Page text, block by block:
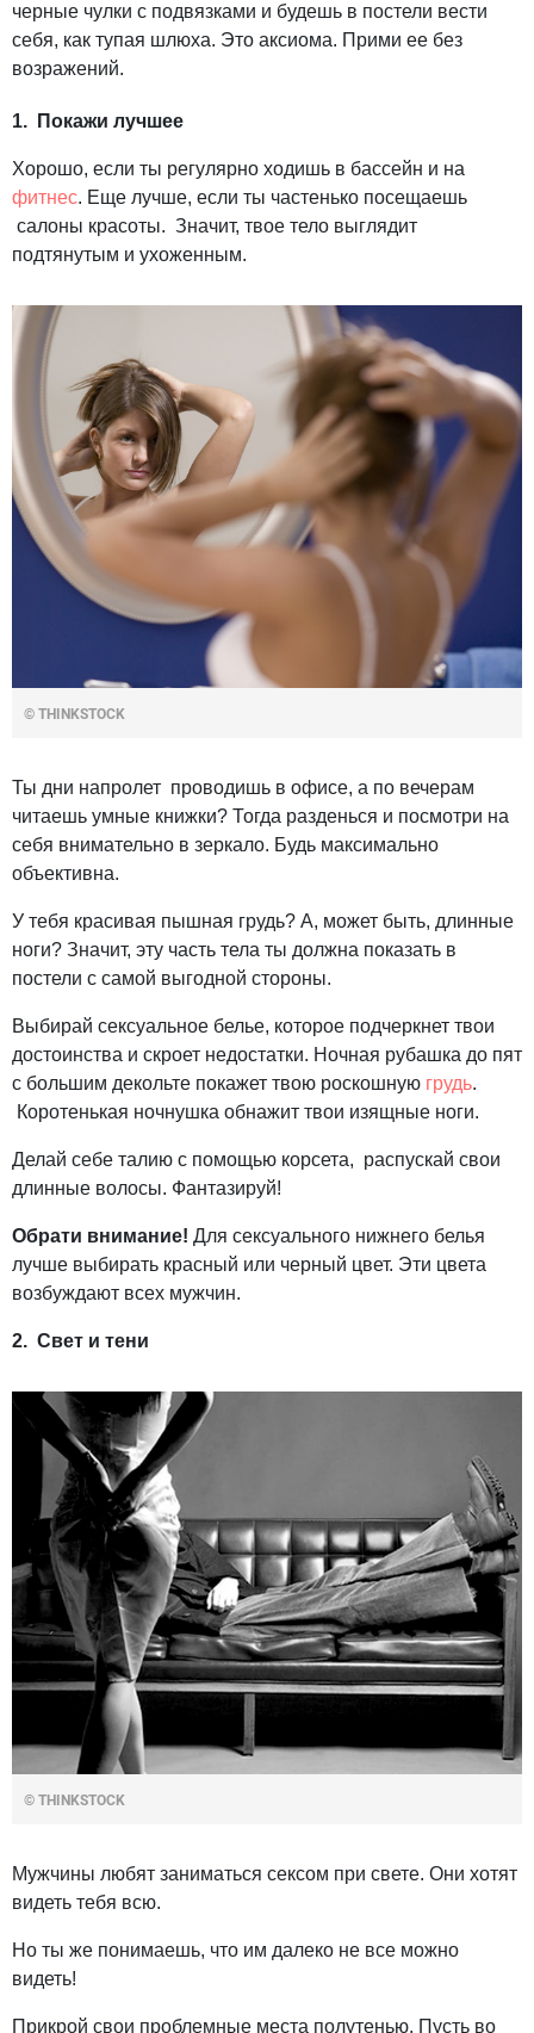
черные чулки с подвязками и будешь в постели вести
себя, как тупая шлюха. Это аксиома. Прими ее без
возражений.
1. Покажи лучшее
Хорошо, если ты регулярно ходишь в бассейн и на
фитнес. Еще лучше, если ты частенько посещаешь
салоны красоты. Значит, твое тело выглядит
подтянутым и ухоженным.
© THINKSTOCK
Ты дни напролет проводишь в офисе, а по вечерам
читаешь умные книжки? Тогда разденься и посмотри на
себя внимательно в зеркало. Будь максимально
объективна.
У тебя красивая пышная грудь? А, может быть, длинные
ноги? Значит, эту часть тела ты должна показать в
постели с самой выгодной стороны.
Выбирай сексуальное белье, которое подчеркнет твои
достоинства и скроет недостатки. Ночная рубашка до пят
с большим декольте покажет твою роскошную грудь.
Коротенькая ночнушка обнажит твои изящные ноги.
Делай себе талию с помощью корсета, распускай свои
длинные волосы. Фантазируй!
Обрати внимание! Для сексуального нижнего белья
лучше выбирать красный или черный цвет. Эти цвета
возбуждают всех мужчин.
2. Свет и тени
© THINKSTOCK
Мужчины любят заниматься сексом при свете. Они хотят
видеть тебя всю.
Но ты же понимаешь, что им далеко не все можно
видеть!
Прикрой свои проблемные места полутенью. Пусть во